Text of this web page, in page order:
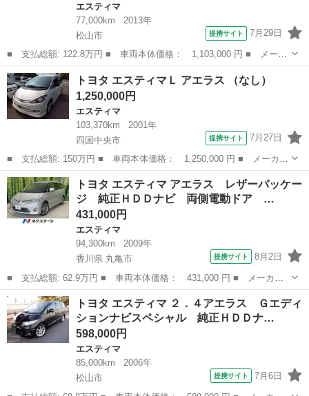
エスティマ
77,000km
2013年
松山市
提携サイト 7月29日
■ 支払総額: 122.8万円 ■ 車両本体価格： 1,103,000 円 ■ メーカ
ー名： トヨタ ■ 車種名： エスティマ ■ グレード名： アエラ
ス プレミアムエディション 純正１１型後席モニター／純正８型ナ
ビ／Ｂｌ...
愛媛 松山市 エスティマ
トヨタ エスティマＬ アエラス （なし）
1,250,000円
エスティマ
103,370km
2001年
四国中央市
提携サイト 7月27日
■ 支払総額: 150万円 ■ 車両本体価格： 1,250,000 円 ■ メーカー
名： トヨタ ■ 車種名： エスティマＬ ■ グレード名： アエラ
ス ■ 排気量： 3000cc ■ ドア枚数： 5D ■ ミッション： ...
愛媛 四国中央市
トヨタ エスティマ アエラス レザーパッケー
ジ 純正ＨＤＤナビ 両側電動ドア …
431,000円
エスティマ
94,300km
2009年
香川県 丸亀市
提携サイト 8月2日
■ 支払総額: 62.9万円 ■ 車両本体価格： 431,000 円 ■ メーカー
名： トヨタ ■ 車種名： エスティマ ■ グレード名： アエラ
ス レザーパッケージ 純正ＨＤＤナビ 両側電動ドア バックカメ
ラ 禁煙車 レ...
香川 丸亀市 エスティマ
トヨタ エスティマ ２．４アエラス Ｇエディ
ションナビスペシャル 純正ＨＤＤナ…
598,000円
エスティマ
85,000km
2006年
松山市
提携サイト 7月6日